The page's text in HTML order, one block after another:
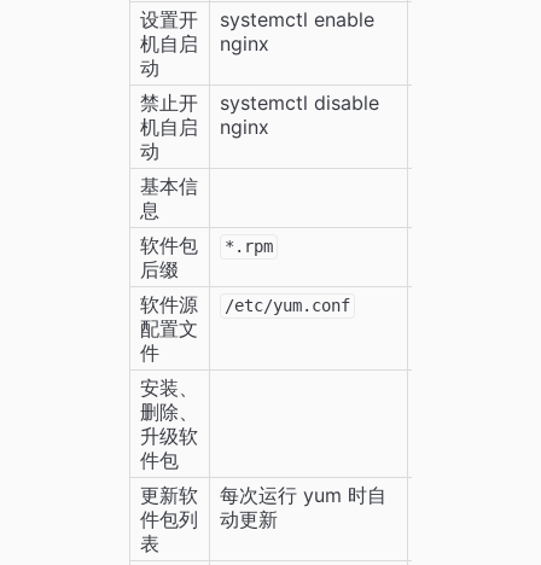
设置开
机自启
动
systemctl enable
nginx
禁止开
机自启
动
systemctl disable
nginx
基本信
息
软件包
后缀
*.rpm
软件源
配置文
件
/etc/yum.conf
安装、
删除、
升级软
件包
更新软
件包列
表
每次运行 yum 时自
动更新